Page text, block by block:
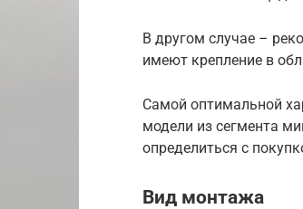
В другом случае –
имеют крепление в
Самой оптимальной
модели из сегмента
определиться с
Вид монтажа